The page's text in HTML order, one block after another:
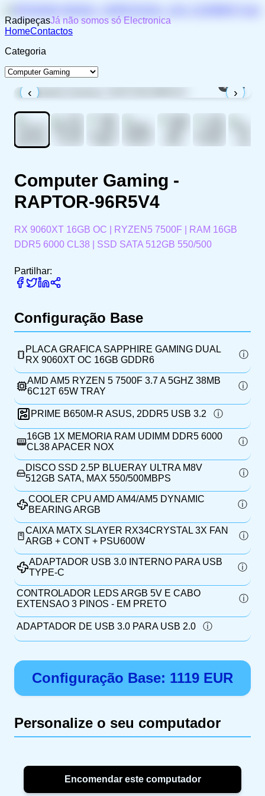
RadipeçasJá não somos só Electronica
HomeContactos
Categoria
‹ ›
1/
Computer Gaming -
RAPTOR-96R5V4
RX 9060XT 16GB OC | RYZEN5 7500F | RAM 16GB
DDR5 6000 CL38 | SSD SATA 512GB 550/500
Partilhar:
Configuração Base
PLACA GRAFICA SAPPHIRE GAMING DUAL
RX 9060XT OC 16GB GDDR6
AMD AM5 RYZEN 5 7500F 3.7 A 5GHZ 38MB
6C12T 65W TRAY
PRIME B650M-R ASUS, 2DDR5 USB 3.2
16GB 1X MEMORIA RAM UDIMM DDR5 6000
CL38 APACER NOX
DISCO SSD 2.5P BLUERAY ULTRA M8V
512GB SATA, MAX 550/500MBPS
COOLER CPU AMD AM4/AM5 DYNAMIC
BEARING ARGB
CAIXA MATX SLAYER RX34CRYSTAL 3X FAN
ARGB + CONT + PSU600W
ADAPTADOR USB 3.0 INTERNO PARA USB
TYPE-C
CONTROLADOR LEDS ARGB 5V E CABO
EXTENSAO 3 PINOS - EM PRETO
ADAPTADOR DE USB 3.0 PARA USB 2.0
Configuração Base: 1119 EUR
Personalize o seu computador